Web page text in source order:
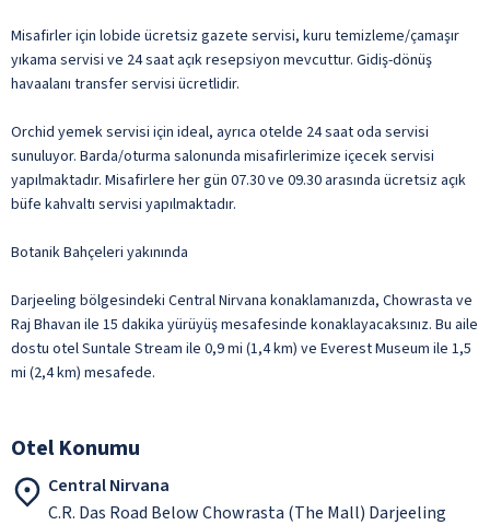
Misafirler için lobide ücretsiz gazete servisi, kuru temizleme/çamaşır
yıkama servisi ve 24 saat açık resepsiyon mevcuttur. Gidiş-dönüş
havaalanı transfer servisi ücretlidir.
Orchid yemek servisi için ideal, ayrıca otelde 24 saat oda servisi
sunuluyor. Barda/oturma salonunda misafirlerimize içecek servisi
yapılmaktadır. Misafirlere her gün 07.30 ve 09.30 arasında ücretsiz açık
büfe kahvaltı servisi yapılmaktadır.
Botanik Bahçeleri yakınında
Darjeeling bölgesindeki Central Nirvana konaklamanızda, Chowrasta ve
Raj Bhavan ile 15 dakika yürüyüş mesafesinde konaklayacaksınız. Bu aile
dostu otel Suntale Stream ile 0,9 mi (1,4 km) ve Everest Museum ile 1,5
mi (2,4 km) mesafede.
Otel Konumu
Central Nirvana
C.R. Das Road Below Chowrasta (The Mall) Darjeeling